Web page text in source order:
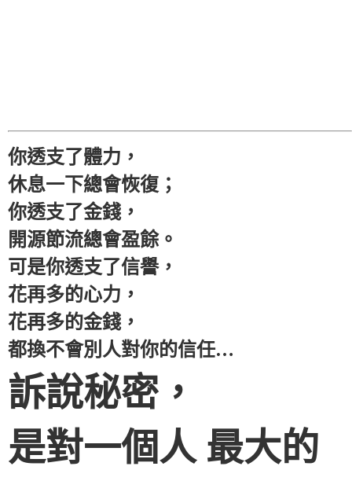
你透支了體力，
休息一下總會恢復；
你透支了金錢，
開源節流總會盈餘。
可是你透支了信譽，
花再多的心力，
花再多的金錢，
都換不會別人對你的信任…
訴說秘密，
是對一個人 最大的